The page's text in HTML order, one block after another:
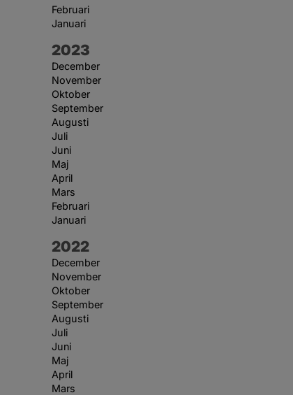
Februari
Januari
År:
2023
December
November
Oktober
September
Augusti
Juli
Juni
Maj
April
Mars
Februari
Januari
År:
2022
December
November
Oktober
September
Augusti
Juli
Juni
Maj
April
Mars